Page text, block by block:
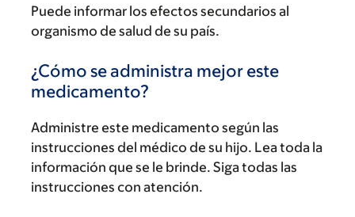
Puede informar los efectos secundarios al
organismo de salud de su país.
¿Cómo se administra mejor este
medicamento?
Administre este medicamento según las
instrucciones del médico de su hijo. Lea toda la
información que se le brinde. Siga todas las
instrucciones con atención.